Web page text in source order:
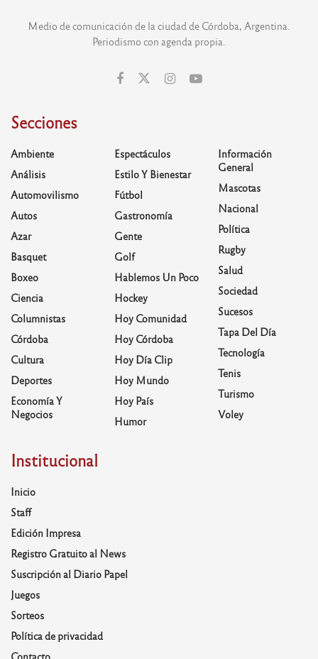
Medio de comunicación de la ciudad de Córdoba, Argentina.
Periodismo con agenda propia.
Secciones
Ambiente
Análisis
Automovilismo
Autos
Azar
Basquet
Boxeo
Ciencia
Columnistas
Córdoba
Cultura
Deportes
Economía Y
Negocios
Espectáculos
Estilo Y Bienestar
Fútbol
Gastronomía
Gente
Golf
Hablemos Un Poco
Hockey
Hoy Comunidad
Hoy Córdoba
Hoy Día Clip
Hoy Mundo
Hoy País
Humor
Información
General
Mascotas
Nacional
Política
Rugby
Salud
Sociedad
Sucesos
Tapa Del Día
Tecnología
Tenis
Turismo
Voley
Institucional
Inicio
Staff
Edición Impresa
Registro Gratuito al News
Suscripción al Diario Papel
Juegos
Sorteos
Política de privacidad
Contacto